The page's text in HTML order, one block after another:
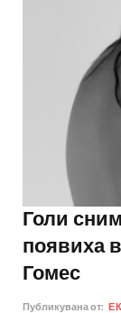
Голи
появиха
Гомес
Публикувана от: